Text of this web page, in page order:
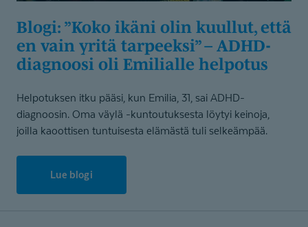
Blogi: ”Koko ikäni olin kuullut, että
en vain yritä tarpeeksi” – ADHD-
diagnoosi oli Emilialle helpotus
Helpotuksen itku pääsi, kun Emilia, 31, sai ADHD-
diagnoosin. Oma väylä -kuntoutuksesta löytyi keinoja,
joilla kaoottisen tuntuisesta elämästä tuli selkeämpää.
Lue blogi